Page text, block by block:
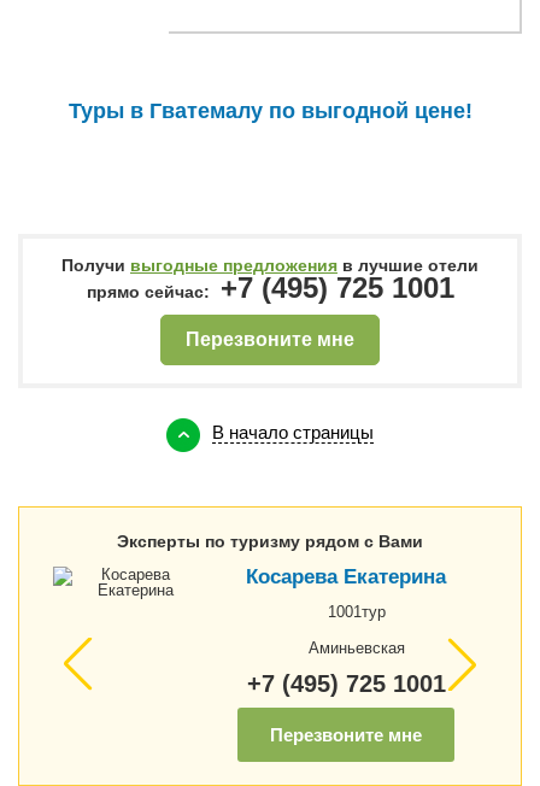
Туры в Гватемалу по выгодной цене!
Получи выгодные предложения в лучшие отели
прямо сейчас:
+7 (495) 725 1001
Перезвоните мне
В начало страницы
Эксперты по туризму рядом с Вами
Косарева Екатерина
1001тур
Аминьевская
+7 (495) 725 1001
Перезвоните мне